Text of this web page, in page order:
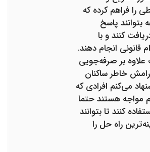
را فراهم کرده که
بتوانند پاسخ
کنند و با
قانونی انجام دهند.
بر صرفه‌جویی
خاطر ساکنان
می‌کنم افرادی که
مواجه هستند حتما
کنند تا بتوانند
راه حل را